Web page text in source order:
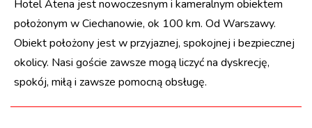
Hotel Atena jest nowoczesnym i kameralnym obiektem
położonym w Ciechanowie, ok 100 km. Od Warszawy.
Obiekt położony jest w przyjaznej, spokojnej i bezpiecznej
okolicy. Nasi goście zawsze mogą liczyć na dyskrecję,
spokój, miłą i zawsze pomocną obsługę.